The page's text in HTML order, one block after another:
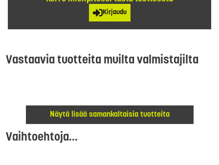
Kirjaudu
Vastaavia tuotteita muilta valmistajilta
Näytä lisää samankaltaisia tuotteita
Vaihtoehtoja...